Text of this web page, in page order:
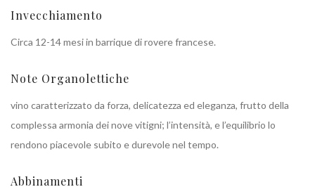
Invecchiamento
Circa 12-14 mesi in barrique di rovere francese.
Note Organolettiche
vino caratterizzato da forza, delicatezza ed eleganza, frutto della
complessa armonia dei nove vitigni; l’intensità, e l’equilibrio lo
rendono piacevole subito e durevole nel tempo.
Abbinamenti